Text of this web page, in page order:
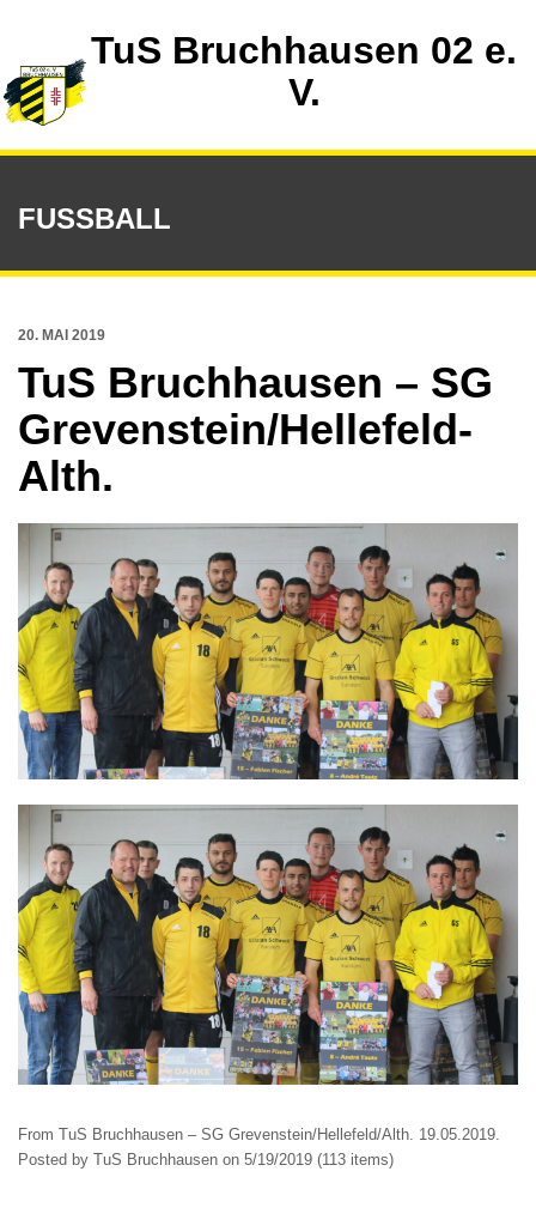
TuS Bruchhausen 02 e.
V.
FUSSBALL
20. MAI 2019
TuS Bruchhausen – SG
Grevenstein/Hellefeld-
Alth.
From TuS Bruchhausen – SG Grevenstein/Hellefeld/Alth. 19.05.2019.
Posted by TuS Bruchhausen on 5/19/2019 (113 items)